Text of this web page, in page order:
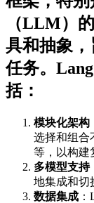
（LLM）
具和抽象
任务。
括：
模块化架构
选择和组合
等，以构建
多模型支持
地集成和切
数据集成